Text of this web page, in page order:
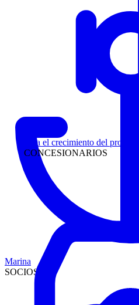
Siga el crecimiento del
CONCESIONARIOS
Marina
SOCIOS